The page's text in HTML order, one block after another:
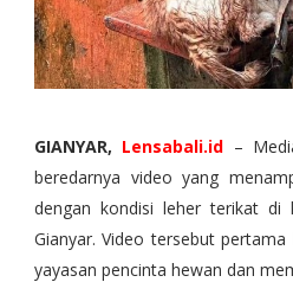
GIANYAR, Lensabali.id –
beredarnya video yang
dengan kondisi leher terikat di
Gianyar. Video tersebut
yayasan pencinta hewan dan